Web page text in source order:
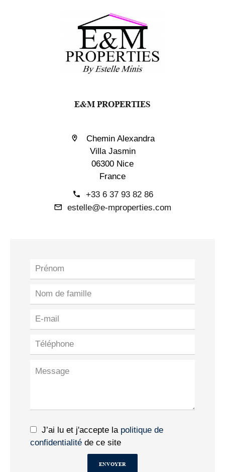
E&M PROPERTIES
Chemin Alexandra
Villa Jasmin
06300 Nice
France
+33 6 37 93 82 86
estelle@e-mproperties.com
J’ai lu et j'accepte la politique de
confidentialité de ce site
ENVOYER